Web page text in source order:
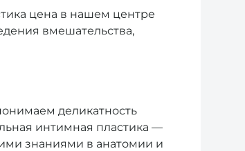
цена в нашем центре
вмешательства,
деликатность
интимная пластика —
знаниями в анатомии и